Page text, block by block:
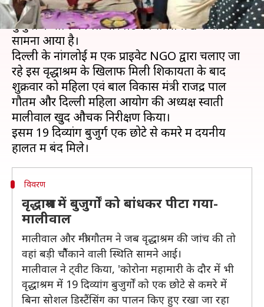
दिल्ली में एक वृद्धाश्रम (ओल्ड एज होम) में रहने वाले
बुजुर्गों के साथ कथित मारपीट का सनसनीखेज मामला
सामना आया है।
दिल्ली के नांगलोई में एक प्राइवेट NGO द्वारा चलाए जा
रहे इस वृद्धाश्रम के खिलाफ मिली शिकायतों के बाद
शुक्रवार को महिला एवं बाल विकास मंत्री राजेंद्र पाल
गौतम और दिल्ली महिला आयोग की अध्यक्ष स्वाती
मालीवाल खुद औचक निरीक्षण किया।
इसमें 19 दिव्यांग बुजुर्ग एक छोटे से कमरे में दयनीय
विवरण
वृद्धाश्रम में बुजुर्गों को बांधकर पीटा गया-
मालीवाल
मालीवाल और मंत्री गौतम ने जब वृद्धाश्रम की जांच की तो
वहां बड़ी चाैैैंकाने वाली स्थिति सामने आई।
मालीवाल ने ट्वीट किया, 'कोरोना महामारी के दौर में भी
वृद्धाश्रम में 19 दिव्यांग बुजुर्गों को एक छोटे से कमरे में
बिना सोशल डिस्टैंसिंग का पालन किए हुए रखा जा रहा